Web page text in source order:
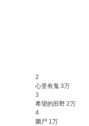
2
心里有鬼 3万
3
希望的田野 2万
4
菌尸 1万